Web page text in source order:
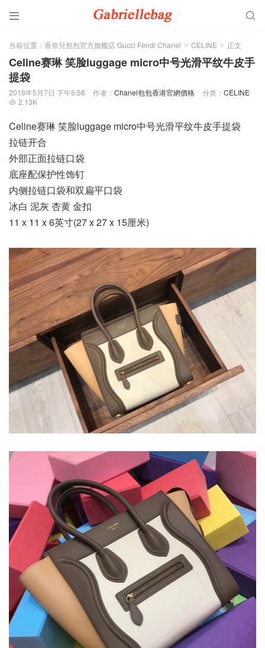
 
当前位置： 香奈兒包包官方旗艦店 Gucci Fendi Chanel > CELINE > 正文
Celine赛琳 笑脸luggage micro中号光滑平纹牛皮手
提袋
2018年5月7日 下午5:58 作者： Chanel包包香港官網價格 分类： CELINE
 2.13K
Celine赛琳 笑脸luggage micro中号光滑平纹牛皮手提袋
拉链开合
外部正面拉链口袋
底座配保护性饰钉
内侧拉链口袋和双扁平口袋
冰白 泥灰 杏黄 金扣
11 x 11 x 6英寸(27 x 27 x 15厘米)